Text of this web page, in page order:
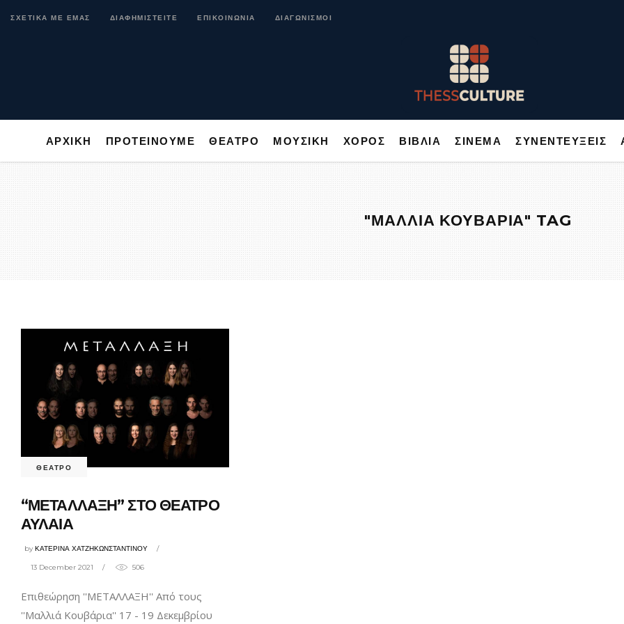
ΣΧΕΤΙΚΑ ΜΕ ΕΜΑΣ ΔΙΑΦΗΜΙΣΤΕΙΤΕ ΕΠΙΚΟΙΝΩΝΙΑ ΔΙΑΓΩΝΙΣΜΟΙ
ΑΡΧΙΚΗ ΠΡΟΤΕΙΝΟΥΜΕ ΘΕΑΤΡΟ ΜΟΥΣΙΚΗ ΧΟΡΟΣ ΒΙΒΛΙΑ ΣΙΝΕΜΑ ΣΥΝΕΝΤΕΥΞΕΙΣ
ΑΡΧΙΚΗ ΠΡΟΤΕΙΝΟΥΜΕ ΘΕΑΤΡΟ ΜΟΥΣΙΚΗ
"ΜΑΛΛΙΑ ΚΟΥΒΑΡΙΑ" TAG
ΘΕΑΤΡΟ
“ΜΕΤΑΛΛΑΞΗ” ΣΤΟ ΘΕΑΤΡΟ
ΑΥΛΑΙΑ
byΚΑΤΕΡΙΝΑ ΧΑΤΖΗΚΩΝΣΤΑΝΤΙΝΟΥ
13 December 2021 506
Επιθεώρηση ''ΜΕΤΑΛΛΑΞΗ'' Από τους
''Μαλλιά Κουβάρια'' 17 - 19 Δεκεμβρίου